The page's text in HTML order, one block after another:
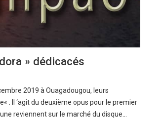
» dédicacés
2019 à Ouagadougou, leurs
. Il ‘agit du deuxième opus pour le premier
reviennent sur le marché du disque…